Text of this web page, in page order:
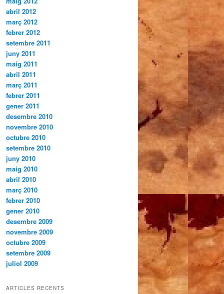
abril 2012
març 2012
febrer 2012
setembre 2011
juny 2011
maig 2011
abril 2011
març 2011
febrer 2011
gener 2011
desembre 2010
novembre 2010
octubre 2010
setembre 2010
juny 2010
maig 2010
abril 2010
març 2010
febrer 2010
gener 2010
desembre 2009
novembre 2009
octubre 2009
setembre 2009
juliol 2009
ARTICLES RECENTS